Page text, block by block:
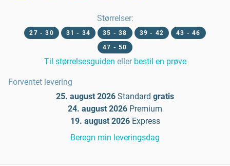
Størrelser:
27 - 30 31 - 34 35 - 38 39 - 42
43 - 46
47 - 50
Til størrelsesguiden eller bestil en prøve
Forventet levering
25. august 2026 Standard gratis
24. august 2026 Premium
19. august 2026 Express
Beregn min leveringsdag